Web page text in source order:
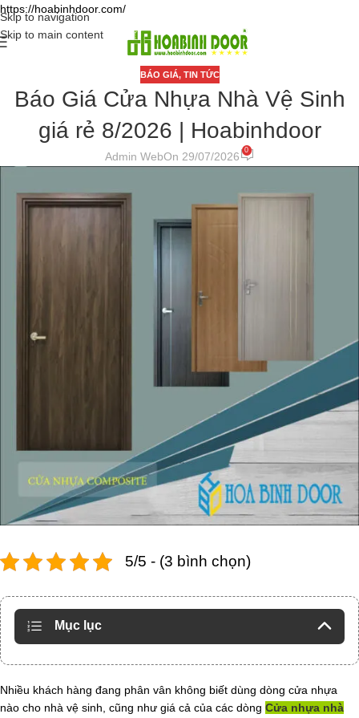
https://hoabinhdoor.com/
Skip to navigation
Skip to main content
BÁO GIÁ, TIN TỨC
Báo Giá Cửa Nhựa Nhà Vệ Sinh
giá rẻ 8/2026 | Hoabinhdoor
Admin WebOn 29/07/2026 0
5/5 - (3 bình chọn)
Mục lục
Nhiều khách hàng đang phân vân không biết dùng dòng cửa nhựa
nào cho nhà vệ sinh, cũng như giá cả của các dòng Cửa nhựa nhà